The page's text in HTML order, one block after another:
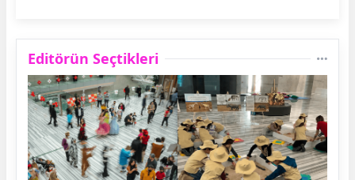
Editörün Seçtikleri